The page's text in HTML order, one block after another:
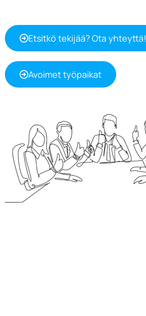
Etsitkö tekijää? Ota yhteyttä!
Avoimet työpaikat